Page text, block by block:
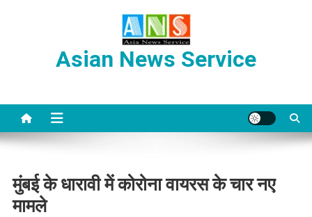
Asian News Service
मुंबई के धारावी में कोरोना वायरस के चार नए
मामले